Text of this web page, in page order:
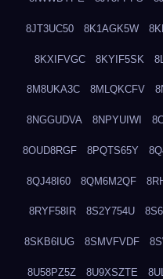
8JT3UC50 8K1AGK5W
8KXIFVGC 8KYIF5SK
8M8UKA3C 8MLQKCFV
8NGGUDVA 8NPYUIWI
8OUD8RGF 8PQTS65Y
8QJ48I60 8QM6M2QF
8RYF58IR 8S2Y754U
8SKB6IUG 8SMVFVDF
8U58PZ5Z 8U9XSZTE